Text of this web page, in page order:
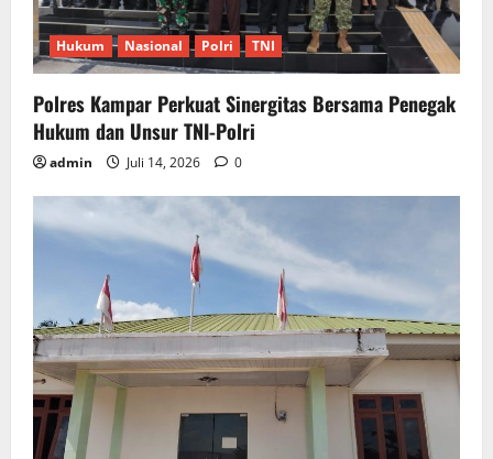
Hukum Nasional Polri TNI
Polres Kampar Perkuat Sinergitas Bersama Penegak
Hukum dan Unsur TNI-Polri
admin Juli 14, 2026 0